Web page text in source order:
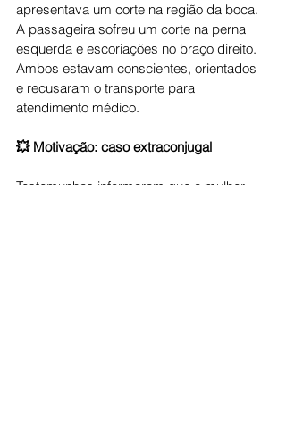
apresentava um corte na região da boca.
A passageira sofreu um corte na perna
esquerda e escoriações no braço direito.
Ambos estavam conscientes, orientados
e recusaram o transporte para
atendimento médico.
💥 Motivação: caso extraconjugal
Testemunhas informaram que a mulher